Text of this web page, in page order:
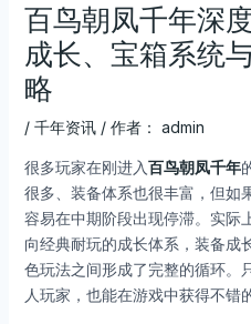
百鸟朝凤千年深
成长、宝箱系统
略
/ 千年资讯/ 作者： admin
很多玩家在刚进入百鸟朝凤千年
很多、装备体系也很丰富，但如
容易在中期阶段出现停滞。实际
向经典耐玩的成长体系，装备成
色玩法之间形成了完整的循环。
人玩家，也能在游戏中获得不错